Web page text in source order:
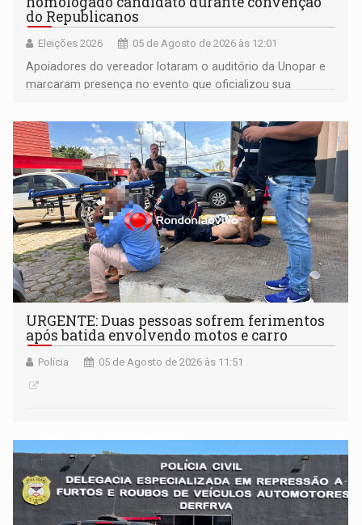
do Republicanos
Eleições 2026 05 de Agosto de 2026 às 12:01
Apoiadores do vereador lotaram o auditório da Unopar e
marcaram presença no evento que oficializou sua
URGENTE: Duas pessoas sofrem ferimentos
após batida envolvendo motos e carro
Polícia 05 de Agosto de 2026 às 11:51